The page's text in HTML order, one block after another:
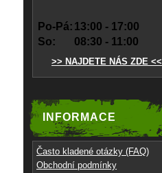
Po-Pá: 13:00 - 17:00
So:
08:30 - 11:00
>> NAJDETE NÁS ZDE <<
INFORMACE
Často kladené otázky (FAQ)
Obchodní podmínky